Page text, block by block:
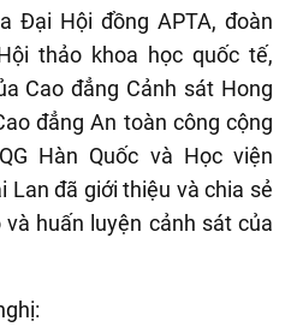
Đại Hội đồng APTA, đoàn
thảo khoa học quốc tế,
Cao đẳng Cảnh sát Hong
đẳng An toàn công cộng
Hàn Quốc và Học viện
Lan đã giới thiệu và chia sẻ
huấn luyện cảnh sát của